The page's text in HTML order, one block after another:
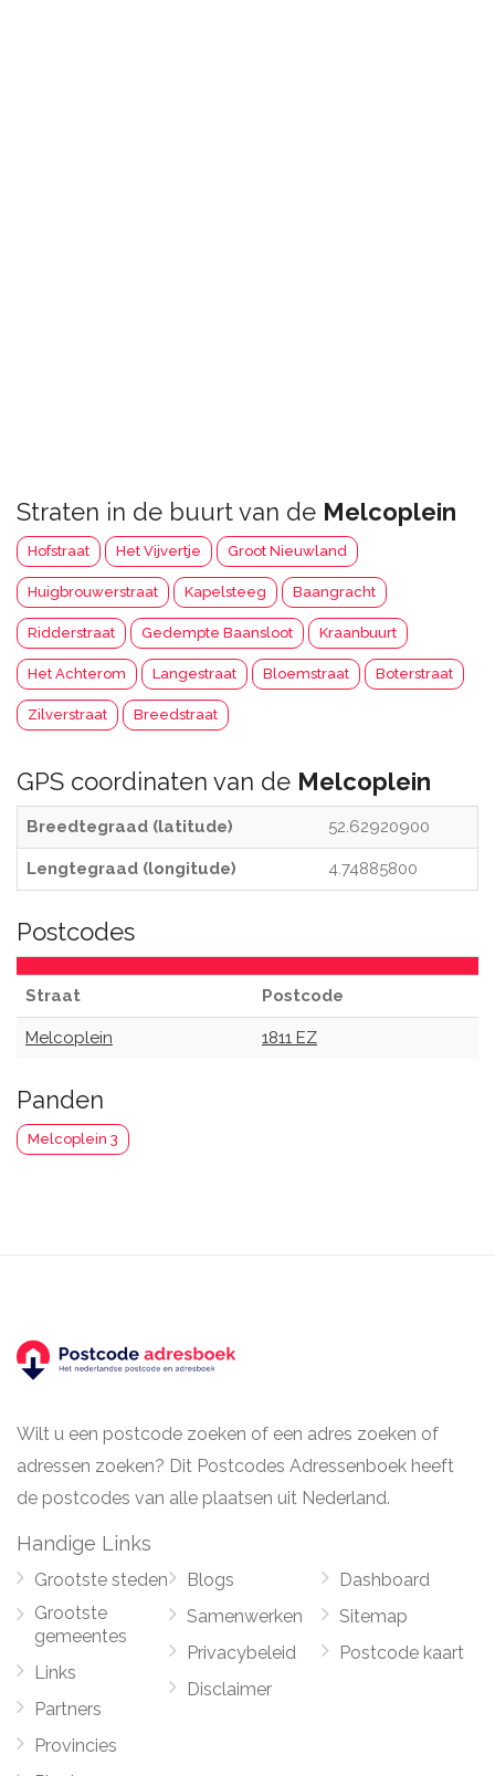
Straten in de buurt van de Melcoplein
Hofstraat Het Vijvertje Groot Nieuwland
Huigbrouwerstraat Kapelsteeg Baangracht
Ridderstraat Gedempte Baansloot Kraanbuurt
Het Achterom Langestraat Bloemstraat Boterstraat
Zilverstraat Breedstraat
GPS coordinaten van de Melcoplein
Breedtegraad (latitude) 52.62920900
Lengtegraad (longitude) 4.74885800
Postcodes
Straat Postcode
Melcoplein 1811 EZ
Panden
Melcoplein 3
Wilt u een postcode zoeken of een adres zoeken of
adressen zoeken? Dit Postcodes Adressenboek heeft
de postcodes van alle plaatsen uit Nederland.
Handige Links
Grootste steden
Grootste
gemeentes
Links
Partners
Provincies
Blogs
Samenwerken
Privacybeleid
Disclaimer
Dashboard
Sitemap
Postcode kaart